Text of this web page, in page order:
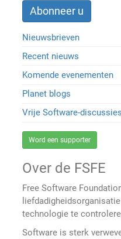
Nieuwsbrieven
Recent nieuws
Komende evenementen
Planet blogs
Vrije Software-discussies
Word een supporter
Over de FSFE
Free Software
technologie te
Software is sterk